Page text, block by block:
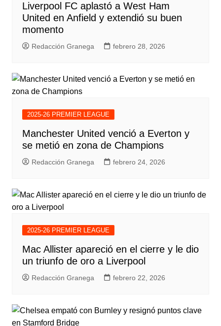
Liverpool FC aplastó a West Ham
United en Anfield y extendió su buen
momento
Redacción Granega febrero 28, 2026
2025-26 PREMIER LEAGUE
Manchester United venció a Everton y
se metió en zona de Champions
Redacción Granega febrero 24, 2026
2025-26 PREMIER LEAGUE
Mac Allister apareció en el cierre y le dio
un triunfo de oro a Liverpool
Redacción Granega febrero 22, 2026